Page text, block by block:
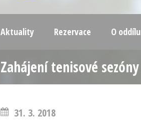
Aktuality Rezervace O oddílu
Zahájení tenisové sezóny
31. 3. 2018